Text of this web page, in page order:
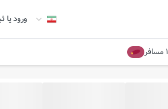
ورود یا
1 مسافر